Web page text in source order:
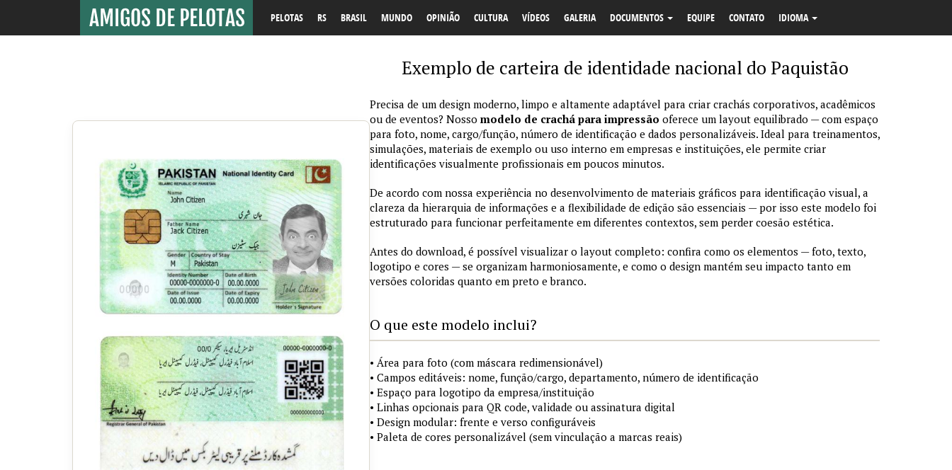
PELOTAS RS BRASIL MUNDO OPINIÃO CULTURA VÍDEOS GALERIA DOCUMENTOS EQUIPE CONTATO IDIOMA
Exemplo de carteira de identidade nacional do Paquistão
Precisa de um design moderno, limpo e altamente adaptável para criar crachás corporativos, acadêmicos
ou de eventos? Nosso modelo de crachá para impressão oferece um layout equilibrado — com espaço
para foto, nome, cargo/função, número de identificação e dados personalizáveis. Ideal para treinamentos,
simulações, materiais de exemplo ou uso interno em empresas e instituições, ele permite criar
identificações visualmente profissionais em poucos minutos.
De acordo com nossa experiência no desenvolvimento de materiais gráficos para identificação visual, a
clareza da hierarquia de informações e a flexibilidade de edição são essenciais — por isso este modelo foi
estruturado para funcionar perfeitamente em diferentes contextos, sem perder coesão estética.
Antes do download, é possível visualizar o layout completo: confira como os elementos — foto, texto,
logotipo e cores — se organizam harmoniosamente, e como o design mantém seu impacto tanto em
versões coloridas quanto em preto e branco.
O que este modelo inclui?
• Área para foto (com máscara redimensionável)
• Campos editáveis: nome, função/cargo, departamento, número de identificação
• Espaço para logotipo da empresa/instituição
• Linhas opcionais para QR code, validade ou assinatura digital
• Design modular: frente e verso configuráveis
• Paleta de cores personalizável (sem vinculação a marcas reais)